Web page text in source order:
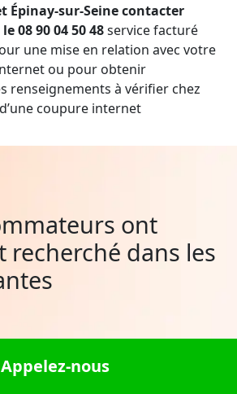
Épinay-sur-Seine contacter
08 90 04 50 48service facturé
une mise en relation avec votre
ou pour obtenir
renseignements à vérifier chez
coupure internet
ont
recherché dans les
Appelez-nous